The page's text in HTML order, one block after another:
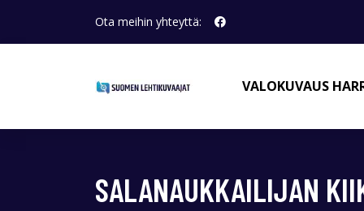
Ota meihin yhteyttä:
VALOKUVAUS
SALANAUKKAILIJAN